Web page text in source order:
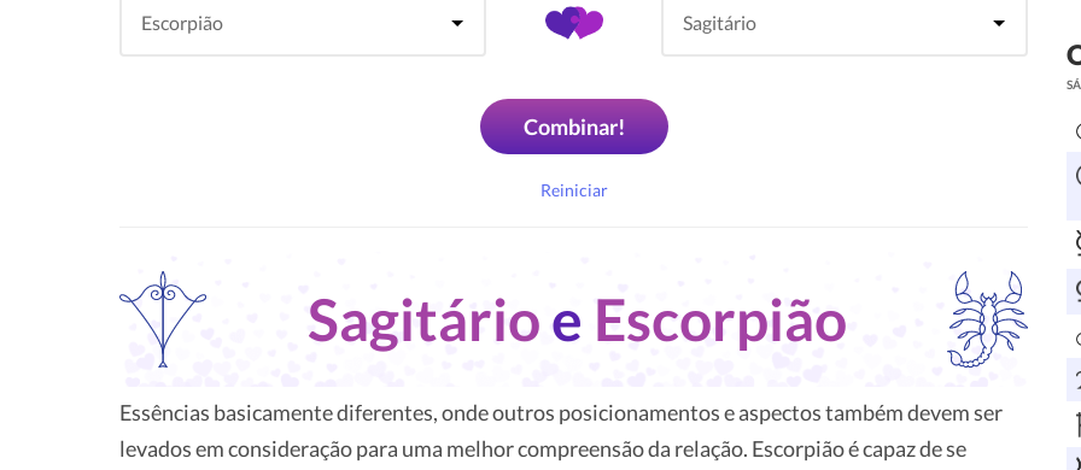
Combinar!
Reiniciar
Sagitárioe Escorpião
Essências basicamente diferentes, onde outros posicionamentos e aspectos também devem ser
levados em consideração para uma melhor compreensão da relação. Escorpião é capaz de se